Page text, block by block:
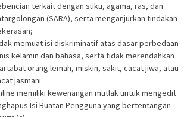
terkait dengan suku, agama, ras, dan
(SARA), serta menganjurkan tindakan
memuat isi diskriminatif atas dasar perbedaan
kelamin dan bahasa, serta tidak merendahkan
orang lemah, miskin, sakit, cacat jiwa, atau
jasmani.
memiliki kewenangan mutlak untuk mengedit
Isi Buatan Pengguna yang bertentangan